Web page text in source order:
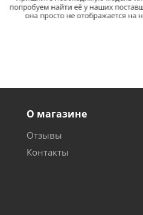
О магазине
Отзывы
Контакты